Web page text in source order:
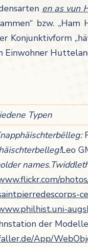
en as vun
bzw.
Konjunktivform
Einwohner
Typen
Leo
names.
der
App/